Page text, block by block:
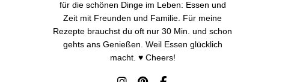
für die schönen Dinge im Leben: Essen und
Zeit mit Freunden und Familie. Für meine
Rezepte brauchst du oft nur 30 Min. und schon
gehts ans Genießen. Weil Essen glücklich
macht. ♥ Cheers!